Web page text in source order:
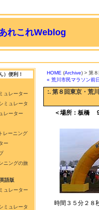
れこれWeblog
）便利！
ュレーター
ミュレータ
レーター
レーニング
ー
ニングの旅
語版
ュレーター
ミュレータ
HOME (Archive) > 第
« 荒川市民マラソン前日
:. 第８回東京・荒
＜場所：板橋
時間３５分２８